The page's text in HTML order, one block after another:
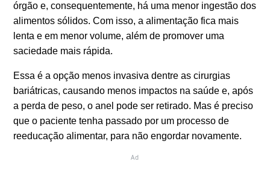
órgão e, consequentemente, há uma menor ingestão dos
alimentos sólidos. Com isso, a alimentação fica mais
lenta e em menor volume, além de promover uma
saciedade mais rápida.
Essa é a opção menos invasiva dentre as cirurgias
bariátricas, causando menos impactos na saúde e, após
a perda de peso, o anel pode ser retirado. Mas é preciso
que o paciente tenha passado por um processo de
reeducação alimentar, para não engordar novamente.
Ad